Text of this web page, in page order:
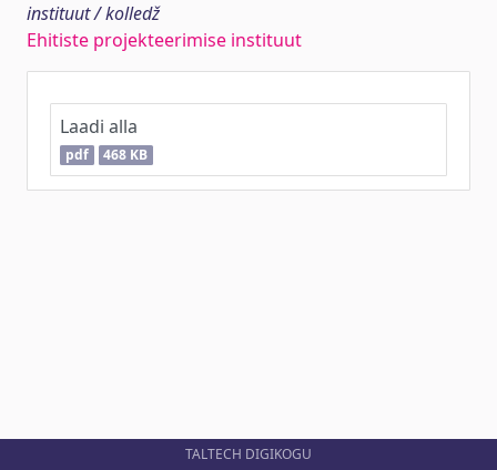
instituut / kolledž
Ehitiste projekteerimise instituut
Laadi alla
pdf 468 KB
TALTECH DIGIKOGU